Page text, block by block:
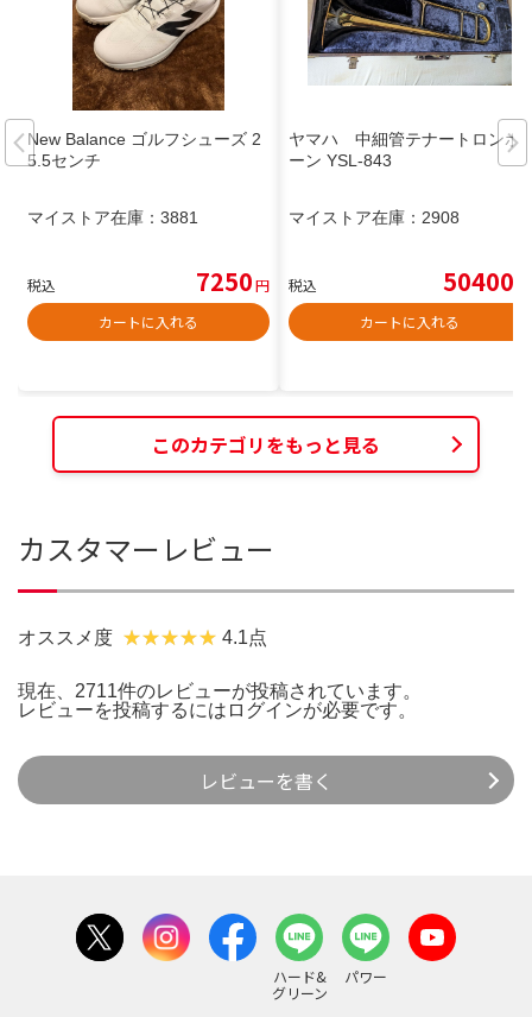
New Balance ゴルフシューズ 2
5.5センチ
マイストア在庫： 3881
税込 7250円
カートに入れる
ヤマハ 中細管テナートロンボ
ーン YSL-843
マイストア在庫： 2908
税込 50400
カートに入れる
このカテゴリをもっと見る
カスタマーレビュー
オススメ度 4.1点
現在、2711件のレビューが投稿されています。
レビューを投稿するには ログインが必要です。
レビューを書く
ハード&
グリーン
パワー